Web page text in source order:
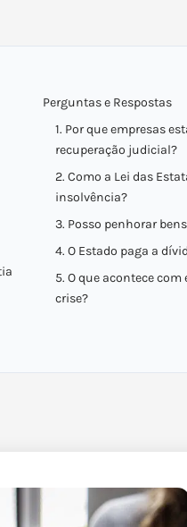
Perguntas e Respostas
1. Por que empresas
recuperação judicial?
2. Como a Lei das
insolvência?
3. Posso penhorar
4. O Estado paga a
5. O que acontece
crise?